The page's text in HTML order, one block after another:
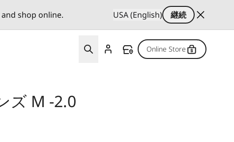
shop online. USA (English)
継続
Online Store
ズ M -2.0